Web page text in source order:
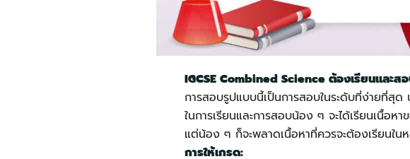
IGCSE Combined Science ต้องเรียนและสอ
การสอบรูปแบบนี้เป็นการสอบในระดับที่ง่ายที่สุ
ในการเรียนและการสอบน้อง ๆ จะได้เรียนเนื้อ
แต่น้อง ๆ ก็จะพลาดเนื้อหาที่ควรจะต้องเรียนใ
การให้เกรด: